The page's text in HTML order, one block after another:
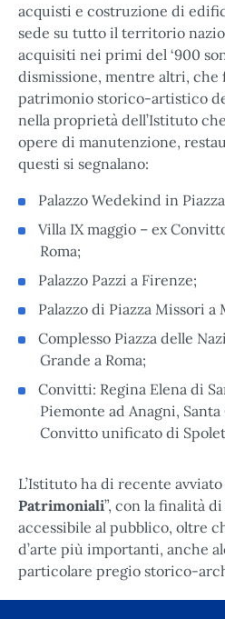
acquisti e costruzione di
sede su tutto il territorio
acquisiti nei primi del ‘900
dismissione, mentre altri, che
patrimonio storico-artistico
nella proprietà dell’Istituto
opere di manutenzione,
questi si segnalano:
Palazzo Wedekind in
Villa IX maggio – ex
Roma;
Palazzo Pazzi a Firenze;
Palazzo di Piazza Missori a
Complesso Piazza delle
Grande a Roma;
Convitti: Regina Elena di
Piemonte ad Anagni,
Convitto unificato di
L’Istituto ha di recente
Patrimoniali”, con la finalità
accessibile al pubblico, oltre
d’arte più importanti, anche
particolare pregio storico-